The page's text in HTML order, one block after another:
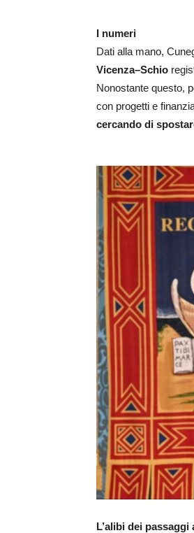
I numeri
Dati alla mano,
Vicenza–Schio
Nonostante questo,
con progetti e
cercando di
L’alibi dei